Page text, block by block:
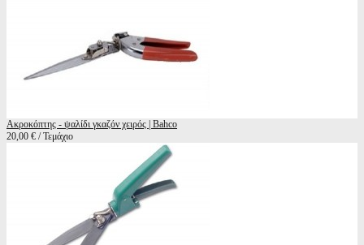
Ακροκόπτης - ψαλίδι γκαζόν χειρός | Bahco
20,00 € / Τεμάχιο